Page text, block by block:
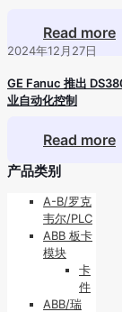
Read more
2024年12月27日
GE Fanuc 推出
业自动化控制
Read more
产品类别
A-B/罗克
韦尔/PLC
ABB 板卡
模块
卡
件
ABB/瑞